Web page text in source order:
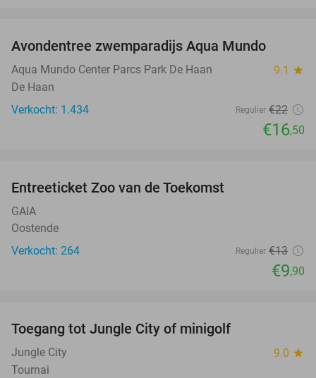
Avondentree zwemparadijs Aqua Mundo
Aqua Mundo Center Parcs Park De Haan 9.1 star
De Haan
Verkocht: 1.434
Regulier €22
€16,50
Entreeticket Zoo van de Toekomst
GAIA
Oostende
Verkocht: 264
Regulier €13
€9,90
Toegang tot Jungle City of minigolf
Jungle City 9.0 star
Tournai